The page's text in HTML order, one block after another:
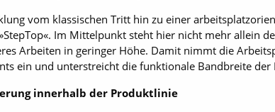
vom klassischen Tritt hin zu einer
Im Mittelpunkt steht hier nicht mehr allein
Arbeiten in geringer Höhe. Damit nimmt die
ein und unterstreicht die funktionale Bandbreite der
innerhalb der Produktlinie